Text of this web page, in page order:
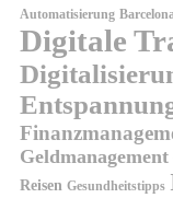
Automatisierung
Digitale
Geldmanagement
Reisen Gesundheitstipps